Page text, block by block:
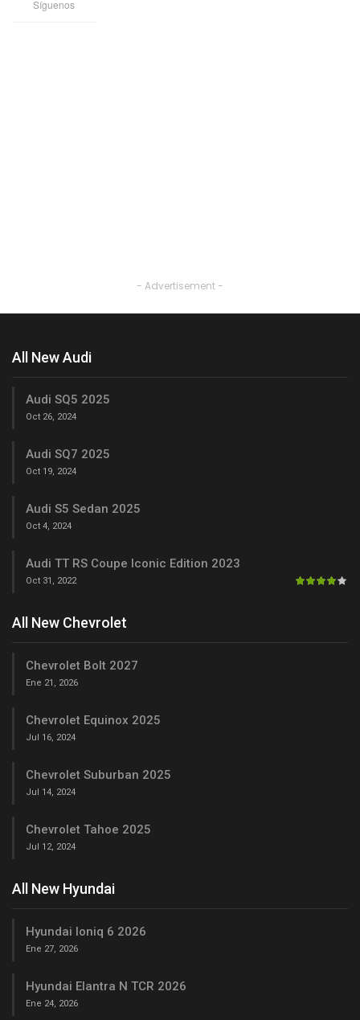
Síguenos
- Advertisement -
All New Audi
Audi SQ5 2025
Oct 26, 2024
Audi SQ7 2025
Oct 19, 2024
Audi S5 Sedan 2025
Oct 4, 2024
Audi TT RS Coupe Iconic Edition 2023
Oct 31, 2022
All New Chevrolet
Chevrolet Bolt 2027
Ene 21, 2026
Chevrolet Equinox 2025
Jul 16, 2024
Chevrolet Suburban 2025
Jul 14, 2024
Chevrolet Tahoe 2025
Jul 12, 2024
All New Hyundai
Hyundai Ioniq 6 2026
Ene 27, 2026
Hyundai Elantra N TCR 2026
Ene 24, 2026